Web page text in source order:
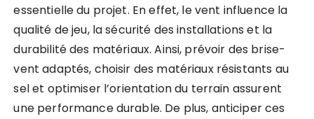
essentielle du projet. En effet, le vent influence la
qualité de jeu, la sécurité des installations et la
durabilité des matériaux. Ainsi, prévoir des brise-
vent adaptés, choisir des matériaux résistants au
sel et optimiser l’orientation du terrain assurent
une performance durable. De plus, anticiper ces